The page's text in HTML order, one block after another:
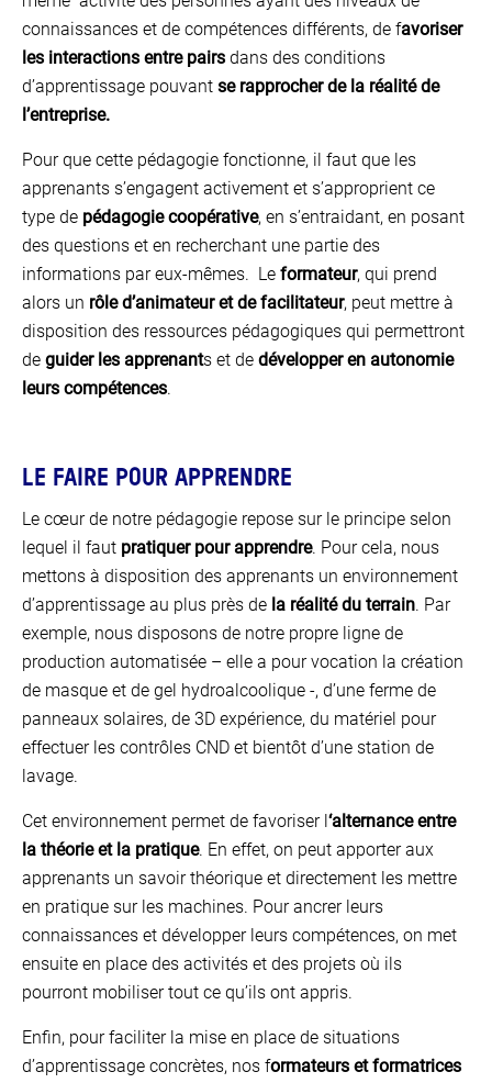
connaissances et de compétences différents, de favoriser
les interactions entre pairs dans des conditions
d’apprentissage pouvant se rapprocher de la réalité de
l’entreprise.
Pour que cette pédagogie fonctionne, il faut que les
apprenants s’engagent activement et s’approprient ce
type de pédagogie coopérative, en s’entraidant, en posant
des questions et en recherchant une partie des
informations par eux-mêmes. Le formateur, qui prend
alors un rôle d’animateur et de facilitateur, peut mettre à
disposition des ressources pédagogiques qui permettront
de guider les apprenants et de développer en autonomie
leurs compétences.
LE FAIRE POUR APPRENDRE
Le cœur de notre pédagogie repose sur le principe selon
lequel il faut pratiquer pour apprendre. Pour cela, nous
mettons à disposition des apprenants un environnement
d’apprentissage au plus près de la réalité du terrain. Par
exemple, nous disposons de notre propre ligne de
production automatisée – elle a pour vocation la création
de masque et de gel hydroalcoolique -, d’une ferme de
panneaux solaires, de 3D expérience, du matériel pour
effectuer les contrôles CND et bientôt d’une station de
lavage.
Cet environnement permet de favoriser l ‘alternance entre
la théorie et la pratique. En effet, on peut apporter aux
apprenants un savoir théorique et directement les mettre
en pratique sur les machines. Pour ancrer leurs
connaissances et développer leurs compétences, on met
ensuite en place des activités et des projets où ils
pourront mobiliser tout ce qu’ils ont appris.
Enfin, pour faciliter la mise en place de situations
d’apprentissage concrètes, nos formateurs et formatrices